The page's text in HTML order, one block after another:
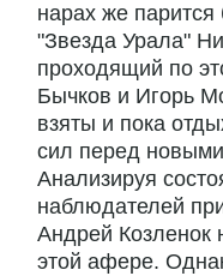
нарах же
"Звезда Урала"
проходящий по
Бычков и Игорь
взяты и пока
сил перед
Анализируя
наблюдателей
Андрей Козленок
этой афере.